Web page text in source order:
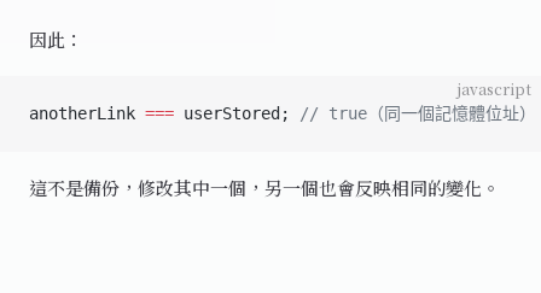
因此：
javascript
anotherLink === userStored; // true（同一個記憶體位址）
這不是備份，修改其中一個，另一個也會反映相同的變化。